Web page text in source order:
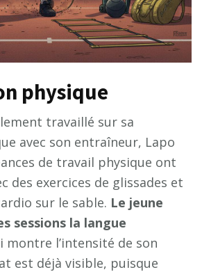
physique
travaillé sur sa
avec son entraîneur, Lapo
de travail physique ont
des exercices de glissades et
sur le sable. Le jeune
sessions la langue
montre l’intensité de son
est déjà visible, puisque